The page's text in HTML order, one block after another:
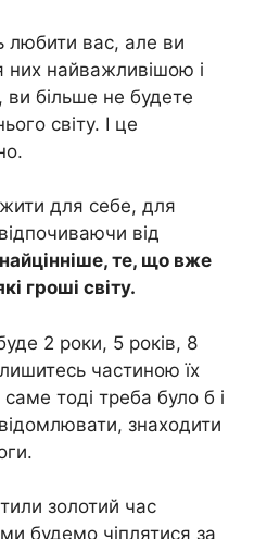
любити вас, але ви
них найважливішою і
більше не будете
світу. І це
для себе, для
від
те, що вже
гроші світу.
2 роки, 5 років, 8
частиною їх
саме тоді треба було б і
знаходити
золотий час
будемо чіплятися за